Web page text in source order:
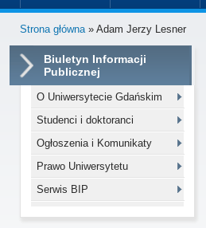
»
»
Strona główna» Adam Jerzy Lesner
Biuletyn Informacji
Publicznej
O Uniwersytecie Gdańskim
Studenci i doktoranci
Ogłoszenia i Komunikaty
Prawo Uniwersytetu
Serwis BIP